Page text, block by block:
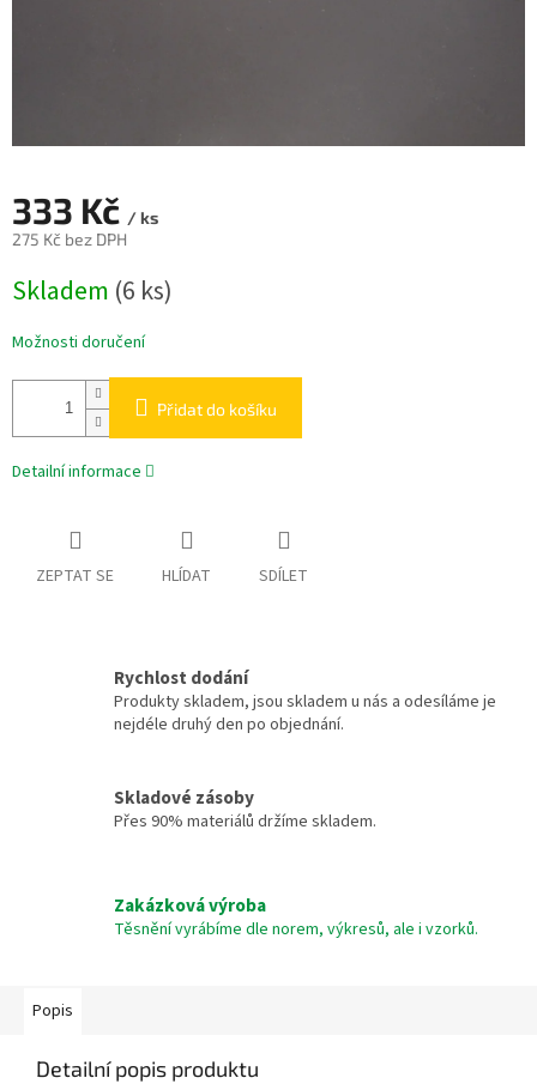
333 Kč / ks
275 Kč bez DPH
cena:
Skladem (6 ks)
Možnosti doručení
Přidat do košíku
Detailní informace
ZEPTAT SE HLÍDAT SDÍLET
Rychlost dodání
Produkty skladem, jsou skladem u nás a odesíláme je
nejdéle druhý den po objednání.
Skladové zásoby
Přes 90% materiálů držíme skladem.
Zakázková výroba
Těsnění vyrábíme dle norem, výkresů, ale i vzorků.
Popis
Detailní popis produktu